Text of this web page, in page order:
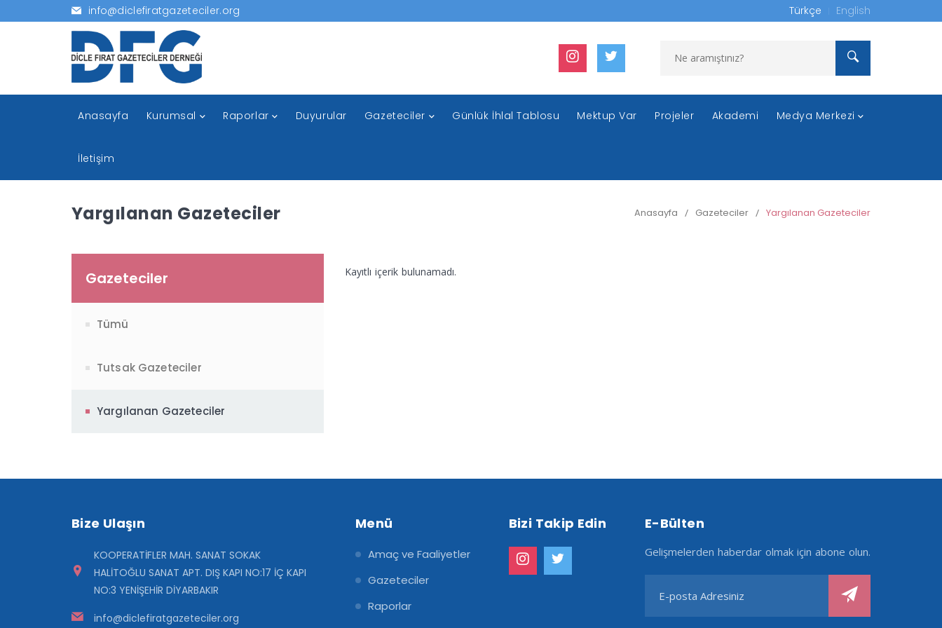
info@diclefiratgazeteciler.org Türkçe English
Anasayfa Kurumsal Raporlar Duyurular Gazeteciler Günlük İhlal Tablosu Mektup Var Projeler Akademi Medya Merkezi
İletişim
Yargılanan Gazeteciler Anasayfa / Gazeteciler / Yargılanan Gazeteciler
Gazeteciler
Tümü
Tutsak Gazeteciler
Yargılanan Gazeteciler
Kayıtlı içerik bulunamadı.
Bize Ulaşın
KOOPERATİFLER MAH. SANAT SOKAK
HALİTOĞLU SANAT APT. DIŞ KAPI NO:17 İÇ KAPI
NO:3 YENİŞEHİR DİYARBAKIR
info@diclefiratgazeteciler.org
Menü
Amaç ve Faaliyetler
Gazeteciler
Raporlar
Bizi Takip Edin E-Bülten
Gelişmelerden haberdar olmak için abone olun.